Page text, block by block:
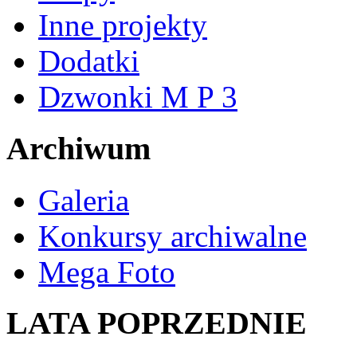
Inne projekty
Dodatki
Dzwonki M P 3
Archiwum
Galeria
Konkursy archiwalne
Mega Foto
LATA POPRZEDNIE